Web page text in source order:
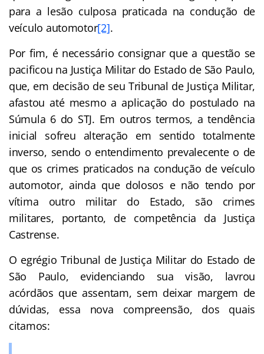
para a lesão culposa praticada na condução de
veículo automotor[2].
Por fim, é necessário consignar que a questão se
pacificou na Justiça Militar do Estado de São Paulo,
que, em decisão de seu Tribunal de Justiça Militar,
afastou até mesmo a aplicação do postulado na
Súmula 6 do STJ. Em outros termos, a tendência
inicial sofreu alteração em sentido totalmente
inverso, sendo o entendimento prevalecente o de
que os crimes praticados na condução de veículo
automotor, ainda que dolosos e não tendo por
vítima outro militar do Estado, são crimes
militares, portanto, de competência da Justiça
Castrense.
O egrégio Tribunal de Justiça Militar do Estado de
São Paulo, evidenciando sua visão, lavrou
acórdãos que assentam, sem deixar margem de
dúvidas, essa nova compreensão, dos quais
citamos: